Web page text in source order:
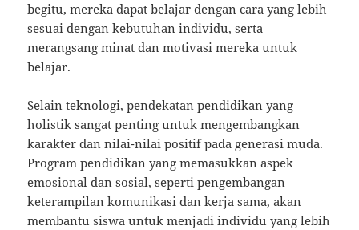
begitu, mereka dapat belajar dengan cara yang lebih
sesuai dengan kebutuhan individu, serta
merangsang minat dan motivasi mereka untuk
belajar.
Selain teknologi, pendekatan pendidikan yang
holistik sangat penting untuk mengembangkan
karakter dan nilai-nilai positif pada generasi muda.
Program pendidikan yang memasukkan aspek
emosional dan sosial, seperti pengembangan
keterampilan komunikasi dan kerja sama, akan
membantu siswa untuk menjadi individu yang lebih